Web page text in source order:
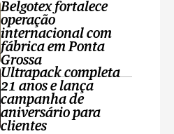
Belgotex fortalece
operação
internacional com
fábrica em Ponta
Grossa
Ultrapack completa
21 anos e lança
campanha de
aniversário para
clientes